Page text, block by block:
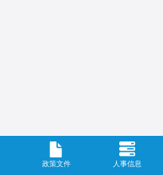
政策文件 人事信息